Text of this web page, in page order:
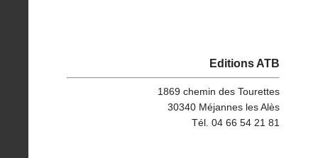
Editions ATB
1869 chemin des Tourettes
30340 Méjannes les Alès
Tél. 04 66 54 21 81